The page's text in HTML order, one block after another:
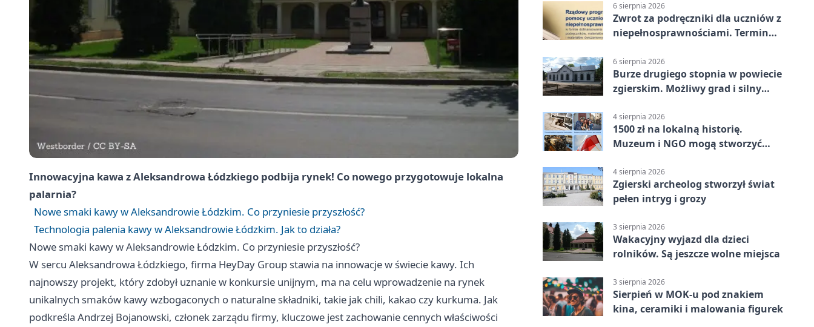
Innowacyjna kawa z Aleksandrowa Łódzkiego podbija rynek! Co nowego przygotowuje lokalna
palarnia?
Nowe smaki kawy w Aleksandrowie Łódzkim. Co przyniesie przyszłość?
Technologia palenia kawy w Aleksandrowie Łódzkim. Jak to działa?
Nowe smaki kawy w Aleksandrowie Łódzkim. Co przyniesie przyszłość?
W sercu Aleksandrowa Łódzkiego, firma HeyDay Group stawia na innowacje w świecie kawy. Ich
najnowszy projekt, który zdobył uznanie w konkursie unijnym, ma na celu wprowadzenie na rynek
unikalnych smaków kawy wzbogaconych o naturalne składniki, takie jak chili, kakao czy kurkuma. Jak
podkreśla Andrzej Bojanowski, członek zarządu firmy, kluczowe jest zachowanie cennych właściwości
6 sierpnia 2026
Zwrot za podręczniki dla uczniów z
niepełnosprawnościami. Termin
6 sierpnia 2026
Burze drugiego stopnia w powiecie
zgierskim. Możliwy grad i silny
4 sierpnia 2026
1500 zł na lokalną historię.
Muzeum i NGO mogą stworzyć
4 sierpnia 2026
Zgierski archeolog stworzył świat
pełen intryg i grozy
3 sierpnia 2026
Wakacyjny wyjazd dla dzieci
rolników. Są jeszcze wolne miejsca
3 sierpnia 2026
Sierpień w MOK-u pod znakiem
kina, ceramiki i malowania figurek